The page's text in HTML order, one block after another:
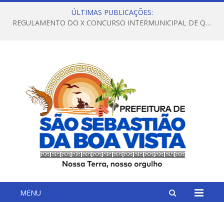
ÚLTIMAS PUBLICAÇÕES:
REGULAMENTO DO X CONCURSO INTERMUNICIPAL DE QUADRILHAS JUNINAS – 2026 – ARRAIÁ DA VENEZA
MENU